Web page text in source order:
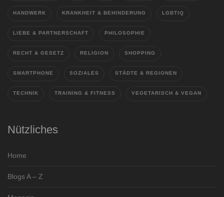
HANDWERK KRANKHEIT & BEHINDERUNG LGBTIQ
LIEBE & PARTNERSCHAFT PHILOSOPHIE
RECHT & GESETZ RELIGION SHOPPING
SMARTPHONE SOZIALES STÄDTE & REGIONEN
TECHNIK TRAINING & FITNESS VEGETARISCH & VEGAN
Nützliches
Home
Blogs A – Z